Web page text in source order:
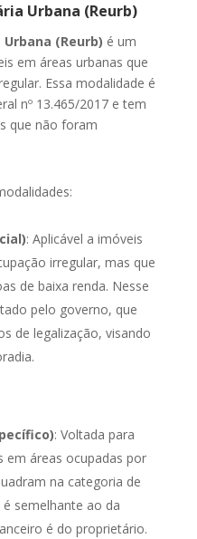
Urbana (Reurb)
(Reurb) é um
em áreas urbanas que
Essa modalidade é
nº 13.465/2017 e tem
que não foram
: Aplicável a imóveis
irregular, mas que
de baixa renda. Nesse
pelo governo, que
de legalização, visando
: Voltada para
em áreas ocupadas por
na categoria de
semelhante ao da
é do proprietário.